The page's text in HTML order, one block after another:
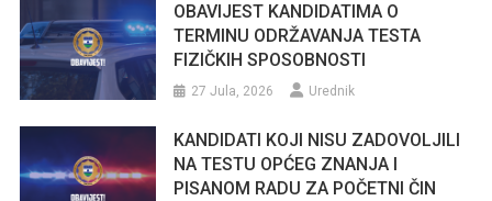
OBAVIJEST KANDIDATIMA O
TERMINU ODRŽAVANJA TESTA
FIZIČKIH SPOSOBNOSTI
27 Jula, 2026 Urednik
KANDIDATI KOJI NISU ZADOVOLJILI
NA TESTU OPĆEG ZNANJA I
PISANOM RADU ZA POČETNI ČIN